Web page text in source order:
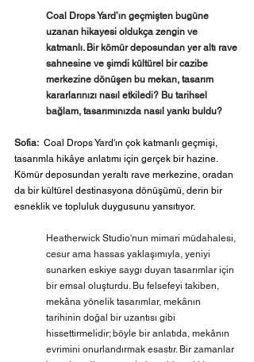
Coal Drops Yard’ın geçmişten bugüne
uzanan hikayesi oldukça zengin ve
katmanlı. Bir kömür deposundan yer altı rave
sahnesine ve şimdi kültürel bir cazibe
merkezine dönüşen bu mekan, tasarım
kararlarınızı nasıl etkiledi? Bu tarihsel
bağlam, tasarımınızda nasıl yankı buldu?
Sofia: Coal Drops Yard'ın çok katmanlı geçmişi,
tasarımla hikâye anlatımı için gerçek bir hazine.
Kömür deposundan yeraltı rave merkezine, oradan
da bir kültürel destinasyona dönüşümü, derin bir
esneklik ve topluluk duygusunu yansıtıyor.
Heatherwick Studio'nun mimari müdahalesi,
cesur ama hassas yaklaşımıyla, yeniyi
sunarken eskiye saygı duyan tasarımlar için
bir emsal oluşturdu. Bu felsefeyi takiben,
mekâna yönelik tasarımlar, mekânın
tarihinin doğal bir uzantısı gibi
hissettirmelidir; böyle bir anlatıda, mekânın
evrimini onurlandırmak esastır. Bir zamanlar